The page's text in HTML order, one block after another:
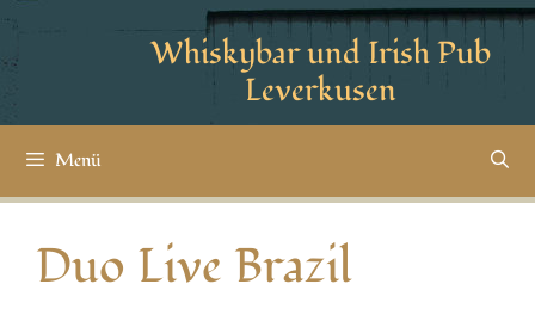
Whiskybar und Irish Pub
Leverkusen
Menü
Duo Live Brazil